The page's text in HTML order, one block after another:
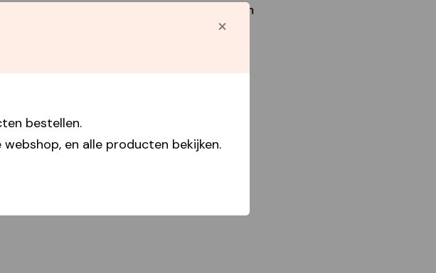
bestellen.
en alle producten bekijken.
Gebruikte symbolen